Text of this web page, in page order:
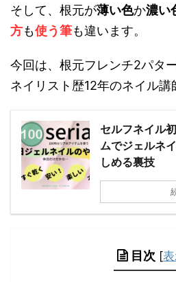
そして、根元が薄い色か濃い
方も使う筆も違います。
今回は、根元フレンチ2パタ
ネイリスト歴12年のネイル講
セルフネイル
ムでジェルネ
しめる裏技
目次 [